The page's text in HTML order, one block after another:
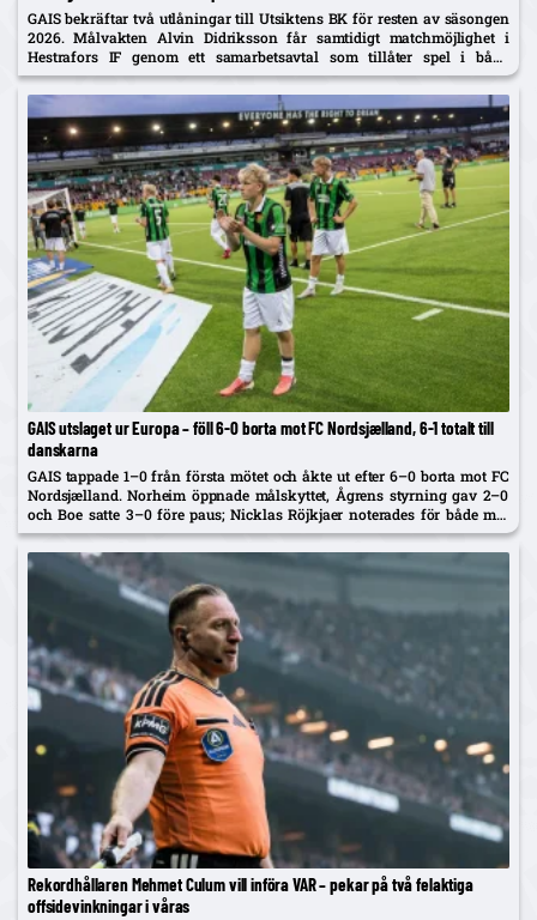
GAIS bekräftar två utlåningar till Utsiktens BK för resten av säsongen
2026. Målvakten Alvin Didriksson får samtidigt matchmöjlighet i
Hestrafors IF genom ett samarbetsavtal som tillåter spel i båda
klubbarna.
GAIS utslaget ur Europa – föll 6-0 borta mot FC Nordsjælland, 6-1 totalt till
danskarna
GAIS tappade 1–0 från första mötet och åkte ut efter 6–0 borta mot FC
Nordsjælland. Norheim öppnade målskyttet, Ågrens styrning gav 2–0
och Boe satte 3–0 före paus; Nicklas Röjkjaer noterades för både mål
och assist.
Rekordhållaren Mehmet Culum vill införa VAR – pekar på två felaktiga
offsidevinkningar i våras